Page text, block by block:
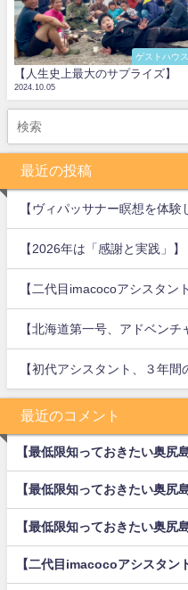
ゲストハウス
【人生史上最大のサプライズ】
2024.10.05
最近の投稿
【ヴィパッサナー瞑想を体験
【2026年は「感謝と実践」】
【二代目imacocoアシスタント
【北海道第一号、アドベンチ
【初代アシスタント、３年間
最近のコメント
【最低限知っておきたい奥尻島
【最低限知っておきたい奥尻島
【最低限知っておきたい奥尻島
【二代目imacocoアシスタン